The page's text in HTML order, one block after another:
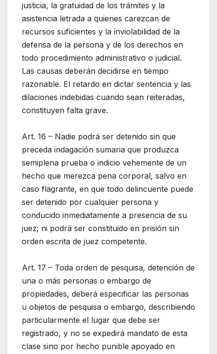
justicia, la gratuidad de los trámites y la
asistencia letrada a quienes carezcan de
recursos suficientes y la inviolabilidad de la
defensa de la persona y de los derechos en
todo procedimiento administrativo o judicial.
Las causas deberán decidirse en tiempo
razonable. El retardo en dictar sentencia y las
dilaciones indebidas cuando sean reiteradas,
constituyen falta grave.
Art. 16 – Nadie podrá ser detenido sin que
preceda indagación sumaria que produzca
semiplena prueba o indicio vehemente de un
hecho que merezca pena corporal, salvo en
caso flagrante, en que todo delincuente puede
ser detenido por cualquier persona y
conducido inmediatamente a presencia de su
juez; ni podrá ser constituido en prisión sin
orden escrita de juez competente.
Art. 17 – Toda orden de pesquisa, detención de
una o más personas o embargo de
propiedades, deberá especificar las personas
u objetos de pesquisa o embargo, describiendo
particularmente el lugar que debe ser
registrado, y no se expedirá mandato de esta
clase sino por hecho punible apoyado en